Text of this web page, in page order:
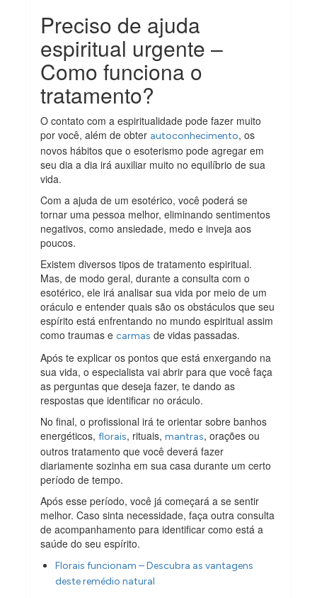
Preciso de ajuda
espiritual urgente –
Como funciona o
tratamento?
O contato com a espiritualidade pode fazer muito
por você, além de obter autoconhecimento, os
novos hábitos que o esoterismo pode agregar em
seu dia a dia irá auxiliar muito no equilíbrio de sua
vida.
Com a ajuda de um esotérico, você poderá se
tornar uma pessoa melhor, eliminando sentimentos
negativos, como ansiedade, medo e inveja aos
poucos.
Existem diversos tipos de tratamento espiritual.
Mas, de modo geral, durante a consulta com o
esotérico, ele irá analisar sua vida por meio de um
oráculo e entender quais são os obstáculos que seu
espírito está enfrentando no mundo espiritual assim
como traumas ecarmas de vidas passadas.
Após te explicar os pontos que está enxergando na
sua vida, o especialista vai abrir para que você faça
as perguntas que deseja fazer, te dando as
respostas que identificar no oráculo.
No final, o profissional irá te orientar sobre banhos
energéticos,florais, rituais,mantras, orações ou
outros tratamento que você deverá fazer
diariamente sozinha em sua casa durante um certo
período de tempo.
Após esse período, você já começará a se sentir
melhor. Caso sinta necessidade, faça outra consulta
de acompanhamento para identificar como está a
saúde do seu espírito.
Florais funcionam – Descubra as vantagens
deste remédio natural